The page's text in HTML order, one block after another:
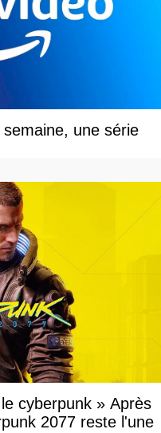
une série
cyberpunk » Après
2077 reste l'une